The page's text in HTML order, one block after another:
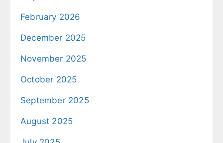
February 2026
December 2025
November 2025
October 2025
September 2025
August 2025